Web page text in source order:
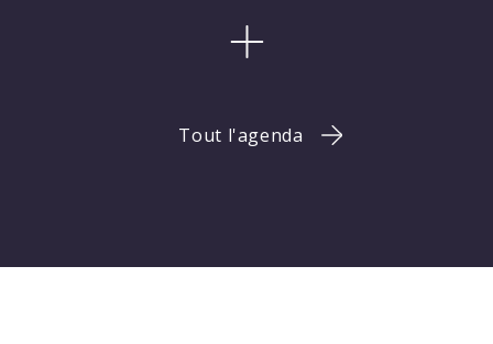
Tout l'agenda